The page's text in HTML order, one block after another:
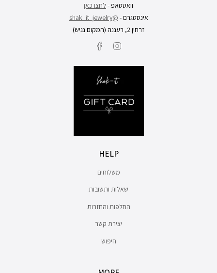
וואטסאפ -לחצו כאן
אינסטגרם - @shak_it_jewelry
זרחין 2, רעננה (המקום נגיש)
Instagram
HELP
משלוחים
שאלות ותשובות
החלפות והחזרות
יצירת קשר
חיפוש